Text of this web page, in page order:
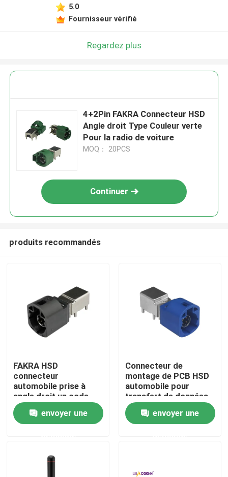
Maison
5.0
Fournisseur vérifié
Regardez plus
4+2Pin FAKRA Connecteur HSD
Angle droit Type Couleur verte
Pour la radio de voiture
MOQ： 20PCS
Continuer
produits recommandés
FAKRA HSD
connecteur
automobile prise à
angle droit un code
4Pin montage PCB
envoyer une
Connecteur de
montage de PCB HSD
automobile pour
transfert de données
à grande vitesse
envoyer une